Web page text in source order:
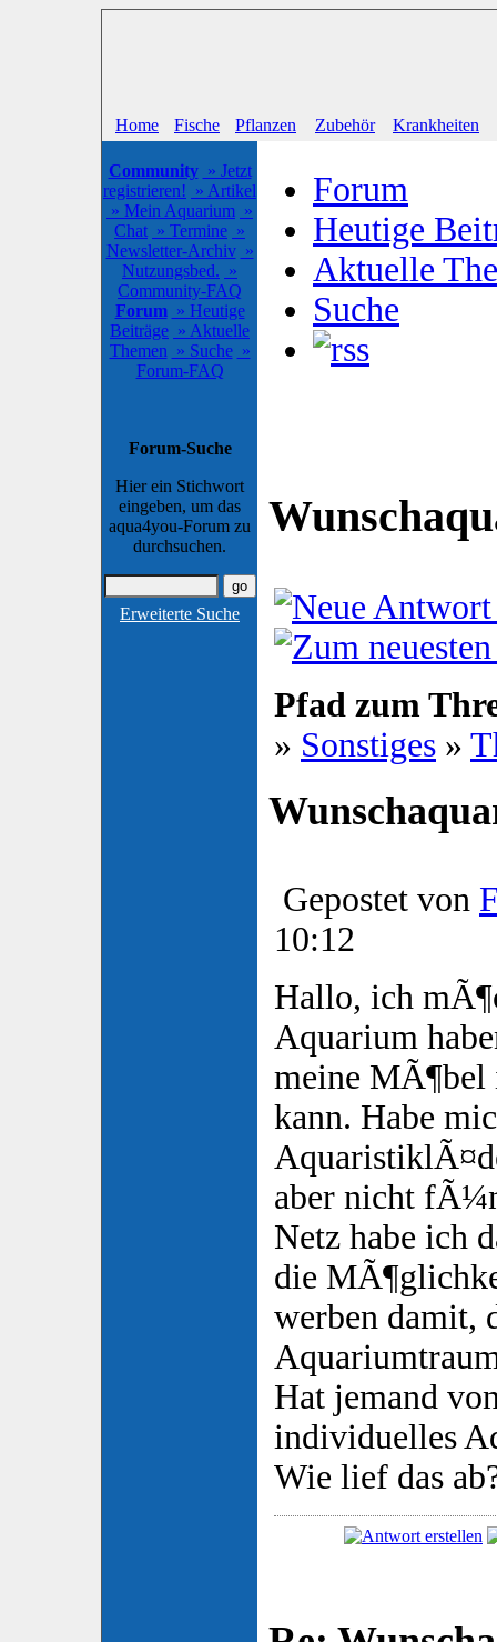
Home Fische Pflanzen Zubehör Krankheiten
Community » Jetzt
registrieren! » Artikel
» Mein Aquarium »
Chat » Termine »
Newsletter-Archiv »
Nutzungsbed. »
Community-FAQ
Forum » Heutige
Beiträge » Aktuelle
Themen » Suche »
Forum-FAQ
Forum-Suche
Hier ein Stichwort
eingeben, um das
aqua4you-Forum zu
durchsuchen.
Erweiterte Suche
Forum
Heutige
Aktuelle
Suche
Pfad zum
» Sonstiges »
Gepostet von
10:12
Hallo, ich
Aquarium
meine MÃ¶bel
kann. Habe
aber nicht
Netz habe ich
die
werben damit,
Hat jemand
individuelles
Wie lief das